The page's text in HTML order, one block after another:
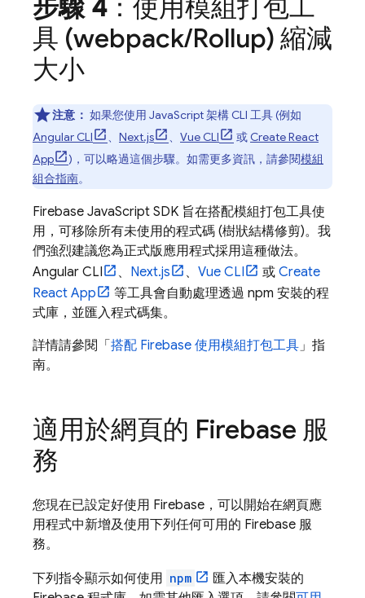
步驟 4：使用模組打包工
具 (webpack/Rollup) 縮減
大小
注意： 如果您使用 JavaScript 架構 CLI 工具 (例如
Angular CLI
、 Next.js 、 Vue CLI 或 Create React
App
)，可以略過這個步驟。如需更多資訊，請參閱模組
組合指南。
Firebase JavaScript SDK 旨在搭配模組打包工具使
用，可移除所有未使用的程式碼 (樹狀結構修剪)。我
們強烈建議您為正式版應用程式採用這種做法。
Angular CLI
、 Next.js 、 Vue CLI 或 Create
React App
等工具會自動處理透過 npm 安裝的程
式庫，並匯入程式碼集。
詳情請參閱「 搭配 Firebase 使用模組打包工具」指
南。
適用於網頁的 Firebase 服
務
您現在已設定好使用 Firebase，可以開始在網頁應
用程式中新增及使用下列任何可用的 Firebase 服
務。
下列指令顯示如何使用 npm
匯入本機安裝的